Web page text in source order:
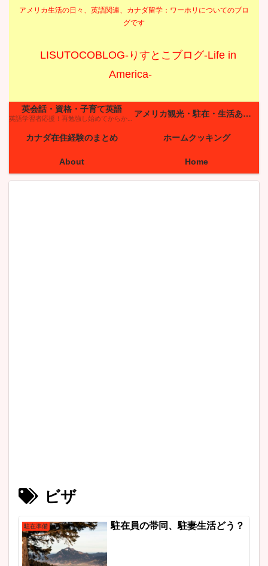
アメリカ生活の日々、英語関連、カナダ留学：ワーホリについてのブロ
グです
LISUTOCOBLOG-りすとこブログ-Life in
America-
英会話・資格・子育て英語
英語学習者応援！再勉強し始めてからかれこれ10年以上が経ちました。英会話での苦い経験も多々ありますが、それでも英語が好きです。伝わるって嬉しい！ 英語を上達させるためには毎日の努力がとても大切です。 ●今の自分を知る→情報を得る→実践 この繰り返しが良い結果を生みます！ 「はじめの第一歩！英語で挨拶しよう＆どうやって勉強すればいいの？」の記事を初めてサイトに来てくださった方は是非読んでみてください☆ アメリカ観光・駐在・生活あるある
カナダ在住経験のまとめ ホームクッキング
About Home
ビザ
駐在準備 駐在員の帯同、駐妻生活どう？